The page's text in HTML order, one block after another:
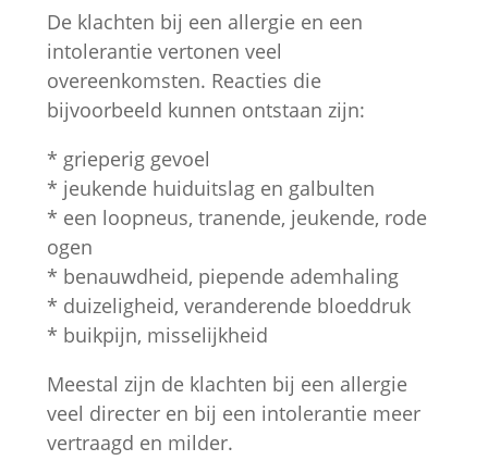
De klachten bij een allergie en een
intolerantie vertonen veel
overeenkomsten. Reacties die
bijvoorbeeld kunnen ontstaan zijn:
* grieperig gevoel
* jeukende huiduitslag en galbulten
* een loopneus, tranende, jeukende, rode
ogen
* benauwdheid, piepende ademhaling
* duizeligheid, veranderende bloeddruk
* buikpijn, misselijkheid
Meestal zijn de klachten bij een allergie
veel directer en bij een intolerantie meer
vertraagd en milder.
Marketing
Door je interesses
tijdens je bezoek
aan onze website
te delen, vergroot
je de kans om
gepersonaliseerde
content en
aanbiedingen te
zien.